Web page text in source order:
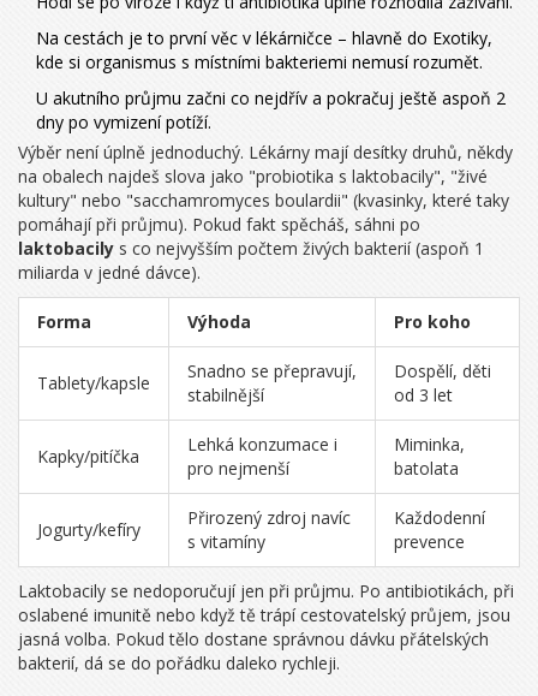
Na cestách je to první věc v lékárničce – hlavně do Exotiky,
kde si organismus s místními bakteriemi nemusí rozumět.
U akutního průjmu začni co nejdřív a pokračuj ještě aspoň 2
dny po vymizení potíží.
Výběr není úplně jednoduchý. Lékárny mají desítky druhů, někdy
na obalech najdeš slova jako "probiotika s laktobacily", "živé
kultury" nebo "sacchamromyces boulardii" (kvasinky, které taky
pomáhají při průjmu). Pokud fakt spěcháš, sáhni po
laktobacily s co nejvyšším počtem živých bakterií (aspoň 1
miliarda v jedné dávce).
Forma Výhoda Pro koho
Tablety/kapsle
Snadno se přepravují,
stabilnější
Dospělí, děti
od 3 let
Kapky/pitíčka
Lehká konzumace i
pro nejmenší
Miminka,
batolata
Jogurty/kefíry
Přirozený zdroj navíc
s vitamíny
Každodenní
prevence
Laktobacily se nedoporučují jen při průjmu. Po antibiotikách, při
oslabené imunitě nebo když tě trápí cestovatelský průjem, jsou
jasná volba. Pokud tělo dostane správnou dávku přátelských
bakterií, dá se do pořádku daleko rychleji.